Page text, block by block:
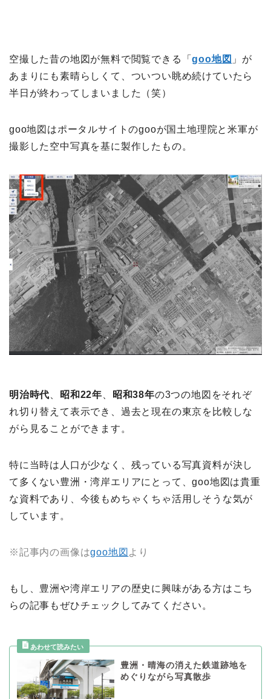
空撮した昔の地図が無料で閲覧できる「goo地図 」が
あまりにも素晴らしくて、ついつい眺め続けていたら
半日が終わってしまいました（笑）
goo地図はポータルサイトのgooが国土地理院と米軍が
撮影した空中写真を基に製作したもの。
明治時代 昭和22年 昭和38年の3つの地図をそれぞ
れ切り替えて表示でき、過去と現在の東京を比較しな
がら見ることができます。
特に当時は人口が少なく、残っている写真資料が決し
て多くない豊洲・湾岸エリアにとって、goo地図は貴重
な資料であり、今後もめちゃくちゃ活用しそうな気が
しています。
※記事内の画像はgoo地図 より
もし、豊洲や湾岸エリアの歴史に興味がある方はこち
らの記事もぜひチェックしてみてください。
豊洲・晴海の消えた鉄道跡地を
めぐりながら写真散歩